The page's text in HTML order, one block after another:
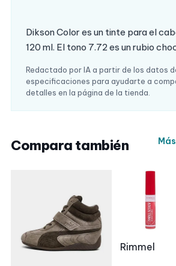
Dikson Color es un tinte para el
120 ml. El tono 7.72 es un rubio
Redactado por IA a partir de los datos
especificaciones para ayudarte a
detalles en la página de la tienda.
Compara también
Rimmel